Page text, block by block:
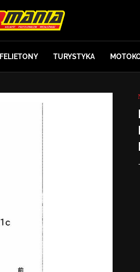
FELIETONY TURYSTYKA